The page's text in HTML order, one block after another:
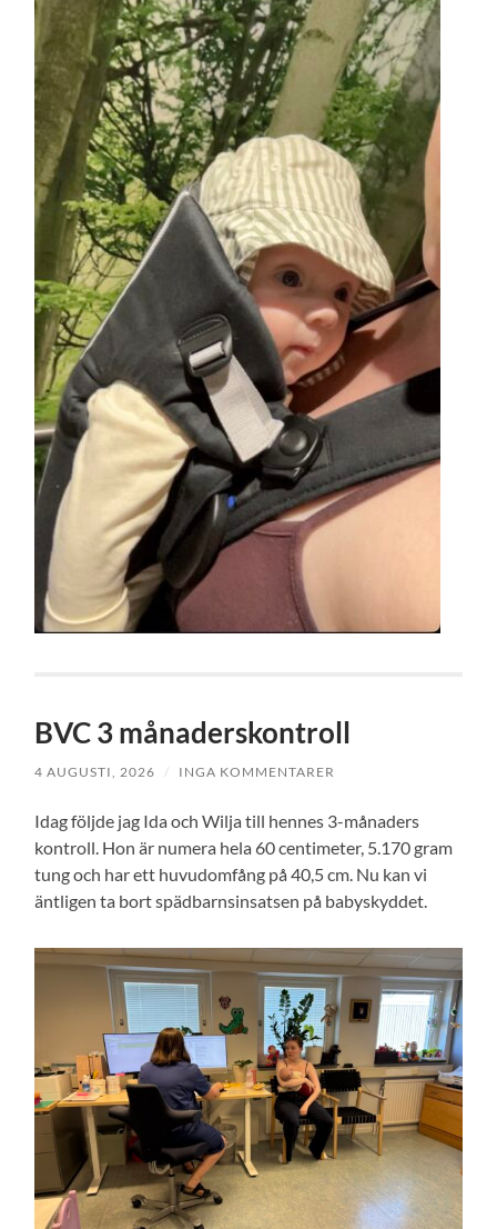
BVC 3 månaderskontroll
4 AUGUSTI, 2026 / INGA KOMMENTARER
Idag följde jag Ida och Wilja till hennes 3-månaders
kontroll. Hon är numera hela 60 centimeter, 5.170 gram
tung och har ett huvudomfång på 40,5 cm. Nu kan vi
äntligen ta bort spädbarnsinsatsen på babyskyddet.